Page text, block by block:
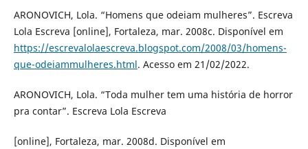
ARONOVICH, Lola. “Homens que odeiam mulheres”. Escreva
Lola Escreva [online], Fortaleza, mar. 2008c. Disponível em
https://escrevalolaescreva.blogspot.com/2008/03/homens-
que-odeiammulheres.html. Acesso em 21/02/2022.
ARONOVICH, Lola. “Toda mulher tem uma história de horror
pra contar”. Escreva Lola Escreva
[online], Fortaleza, mar. 2008d. Disponível em